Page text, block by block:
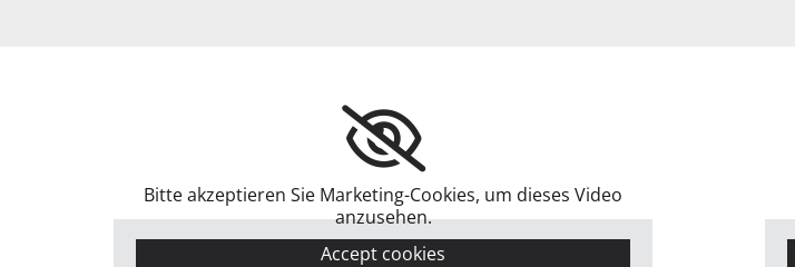
Bitte akzeptieren Sie Marketing-Cookies, um dieses Video
anzusehen.
Accept cookies